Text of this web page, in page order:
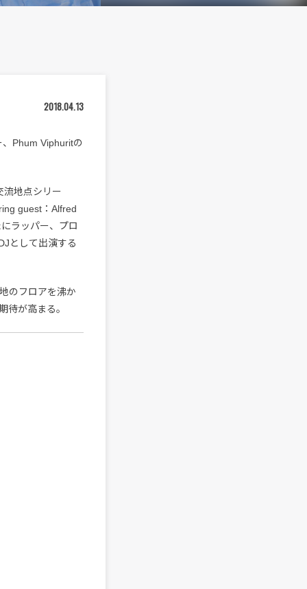
2018.04.13
Phum Viphuritの
流地点シリー
guest：Alfred
ラッパー、プロ
として出演する
のフロアを沸か
待が高まる。